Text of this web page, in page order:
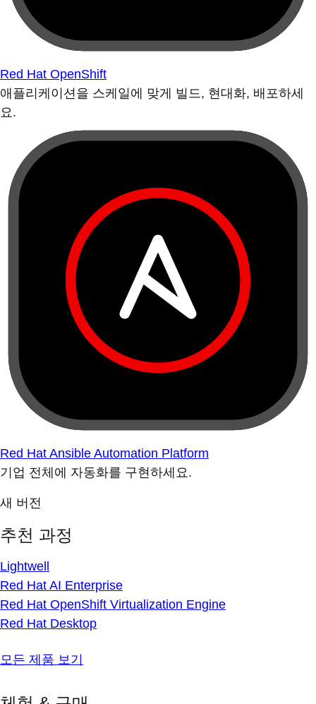
Red Hat OpenShift
애플리케이션을 스케일에 맞게 빌드, 현대화, 배포하세
요.
Red Hat Ansible Automation Platform
기업 전체에 자동화를 구현하세요.
새 버전
추천 과정
Lightwell
Red Hat AI Enterprise
Red Hat OpenShift Virtualization Engine
Red Hat Desktop
모든 제품 보기